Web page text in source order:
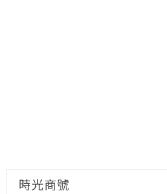
時光商號